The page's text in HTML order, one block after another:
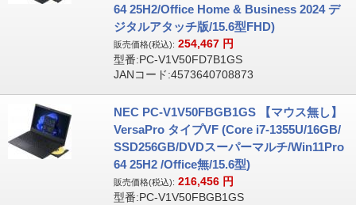
64 25H2/Office Home & Business 2024 デ
ジタルアタッチ版/15.6型FHD)
販売価格(税込): 254,467 円
型番:PC-V1V50FD7B1GS
JANコード:4573640708873
NEC PC-V1V50FBGB1GS 【マウス無し】
VersaPro タイプVF (Core i7-1355U/16GB/
SSD256GB/DVDスーパーマルチ/Win11Pro
64 25H2 /Office無/15.6型)
販売価格(税込): 216,456 円
型番:PC-V1V50FBGB1GS